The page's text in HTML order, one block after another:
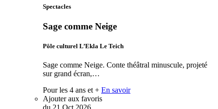
Spectacles
Sage comme Neige
Pôle culturel L’Ekla Le Teich
Sage comme Neige. Conte théâtral minuscule, projeté
sur grand écran,…
Pour les 4 ans et + En savoir
Ajouter aux favoris